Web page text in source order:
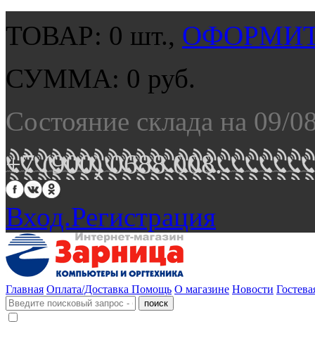
ТОВАР: 0 шт.,
СУММА: 0 руб.
Состояние склада на 09/
+7 (900) 0688 008.
Вход.Регистрация
Главная Оплата/Доставка Помощь О магазине Новости